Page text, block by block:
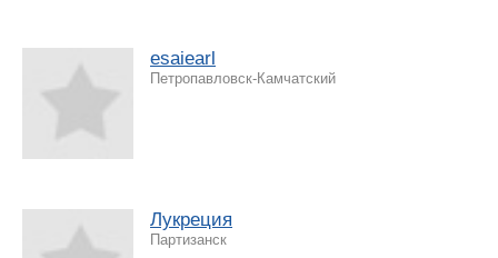
esaiearl
Петропавловск-Камчатский
Лукреция
Партизанск